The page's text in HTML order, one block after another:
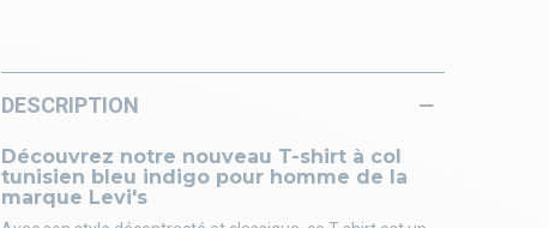
DESCRIPTION
Découvrez notre nouveau T-shirt à col
tunisien bleu indigo pour homme de la
marque Levi's